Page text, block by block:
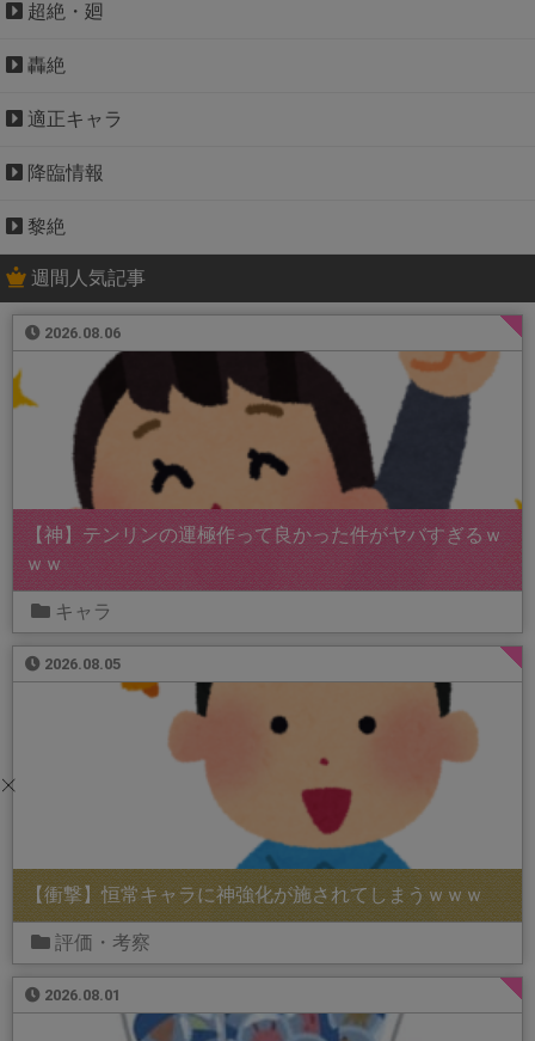
超絶・廻
轟絶
適正キャラ
降臨情報
黎絶
週間人気記事
2026.08.06
【神】テンリンの運極作って良かった件がヤバすぎるｗ
ｗｗ
キャラ
2026.08.05
【衝撃】恒常キャラに神強化が施されてしまうｗｗｗ
評価・考察
2026.08.01